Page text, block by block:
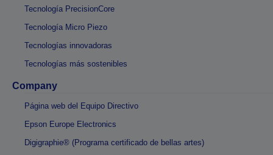
Tecnología PrecisionCore
Tecnología Micro Piezo
Tecnologías innovadoras
Tecnologías más sostenibles
Company
Página web del Equipo Directivo
Epson Europe Electronics
Digigraphie® (Programa certificado de bellas artes)